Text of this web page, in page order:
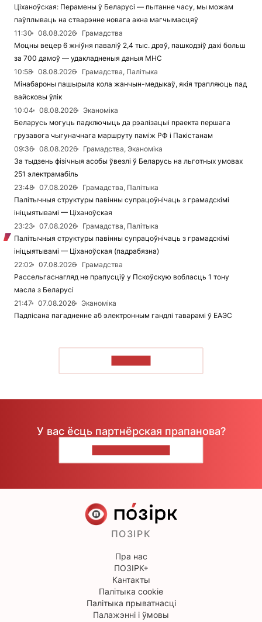
Ціханоўская: Перамены ў Беларусі — пытанне часу, мы можам
паўплываць на стварэнне новага акна магчымасцяў
11:30
08.08.2026
Грамадства
Моцны вецер 6 жніўня паваліў 2,4 тыс. дрэў, пашкодзіў дахі больш
за 700 дамоў — удакладненыя даныя МНС
10:58
08.08.2026
Грамадства, Палітыка
Мінабароны пашырыла кола жанчын-медыкаў, якія трапляюць пад
вайсковы ўлік
10:04
08.08.2026
Эканоміка
Беларусь могуць падключыць да рэалізацыі праекта першага
грузавога чыгуначнага маршруту паміж РФ і Пакістанам
09:36
08.08.2026
Грамадства, Эканоміка
За тыдзень фізічныя асобы ўвезлі ў Беларусь на льготных умовах
251 электрамабіль
23:48
07.08.2026
Грамадства, Палітыка
Палітычныя структуры павінны супрацоўнічаць з грамадскімі
ініцыятывамі — Ціханоўская
23:23
07.08.2026
Грамадства, Палітыка
Палітычныя структуры павінны супрацоўнічаць з грамадскімі
ініцыятывамі — Ціханоўская (падрабязна)
22:02
07.08.2026
Грамадства
Рассельгаснагляд не прапусціў у Пскоўскую вобласць 1 тону
масла з Беларусі
21:47
07.08.2026
Эканоміка
Падпісана пагадненне аб электронным гандлі таварамі ў ЕАЭС
У вас ёсць партнёрская прапанова?
ПОЗІРК
Пра нас
ПОЗІРК+
Кантакты
Палітыка cookie
Палітыка прыватнасці
Палажэнні і ўмовы